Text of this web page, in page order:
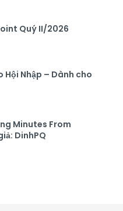
Quý II/2026
Hội Nhập – Dành cho
Minutes From
DinhPQ